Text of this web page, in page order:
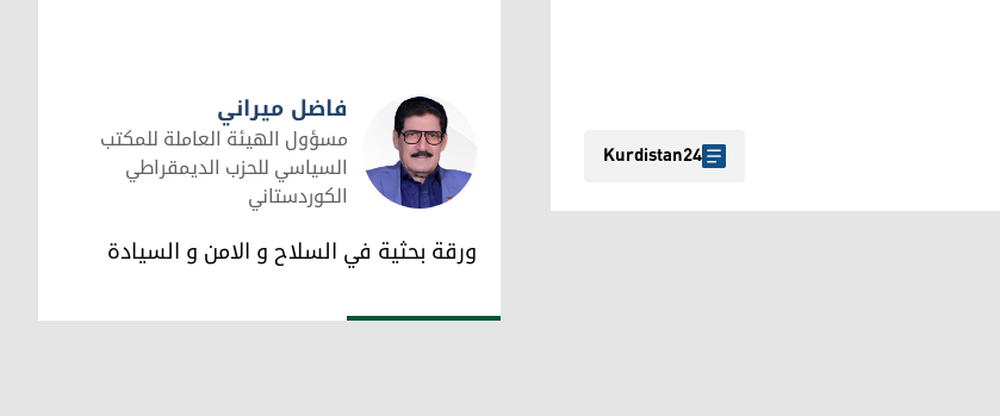
Kurdistan24
فاضل ميراني
فاضل ميراني
مسؤول الهيئة العاملة للمكتب
السياسي للحزب الديمقراطي
الكوردستاني
ورقة بحثية في السلاح و الامن و السيادة